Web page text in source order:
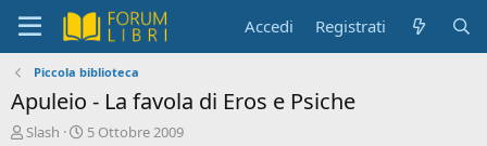
Accedi Registrati
Piccola biblioteca
Apuleio - La favola di Eros e Psiche
C
Slash
D
5 Ottobre 2009